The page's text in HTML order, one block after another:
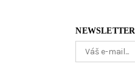
NEWSLETTER